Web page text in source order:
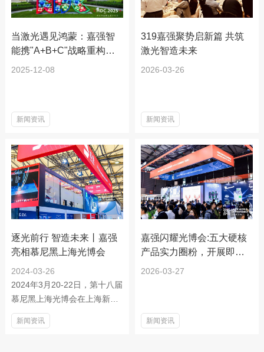
当激光遇见鸿蒙：嘉强智
能携"A+B+C"战略重构工
业智造生态
2025-12-08
新闻资讯
319嘉强聚势启新篇 共筑
激光智造未来
2026-03-26
新闻资讯
逐光前行 智造未来丨嘉强
亮相慕尼黑上海光博会
2024-03-26
2024年3月20-22日，第十八届
慕尼黑上海光博会在上海新国
际博览中心圆满落幕。
Empower嘉强携锐图A+B软件
新闻资讯
嘉强闪耀光博会:五大硬核
产品实力圈粉，开展即引
爆全场
2026-03-27
新闻资讯